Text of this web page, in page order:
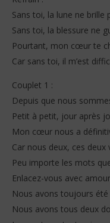
Sans toi, la lune ne brille
Sans toi, la blessure ne
Pourtant, mon cœur te
Car sans toi, il m’est
Couplet 1 :
Depuis que nous
Petit à petit, jour après
Mon cœur nous a
Car nous deux, ces deux
Peu importe les mots
Enlacez-vous avec amour
Nous avons toujours été
Nous avons tous deux